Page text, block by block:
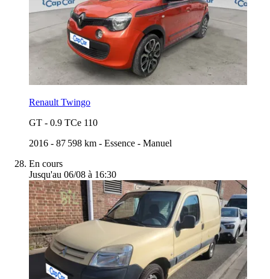
Renault Twingo
GT - 0.9 TCe 110
2016 - 87 598 km - Essence - Manuel
En cours
Jusqu'au 06/08 à 16:30